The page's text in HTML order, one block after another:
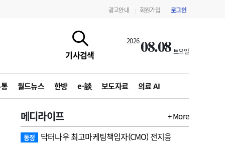
광고안내 회원가입 로그인
기사검색
202608.08 토요일
월드뉴스 한방 e-談 보도자료 의료 AI
메디라이프 + More
동정 닥터나우 최고마케팅책임자(CMO) 전지웅